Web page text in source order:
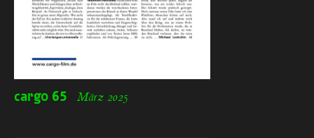
cargo 65 März 2025